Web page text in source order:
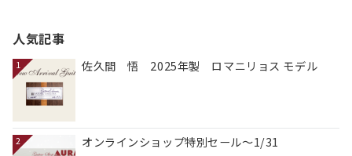
人気記事
1 佐久間 悟 2025年製 ロマニリョス モデル
2 オンラインショップ特別セール～1/31